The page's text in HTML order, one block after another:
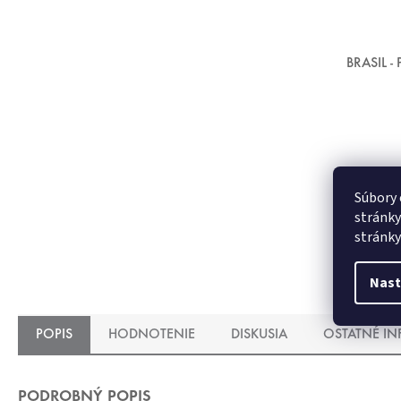
BRASIL
POPIS HODNOTENIE DISKUSIA OSTATNÉ